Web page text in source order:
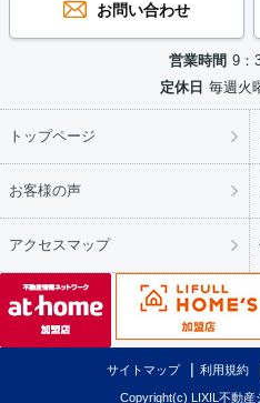
お問い合わせ
営業時間 9：
定休日 毎週火
トップページ
お客様の声
アクセスマップ
サイトマップ 利用規約
Copyright(c) LIXIL不動産